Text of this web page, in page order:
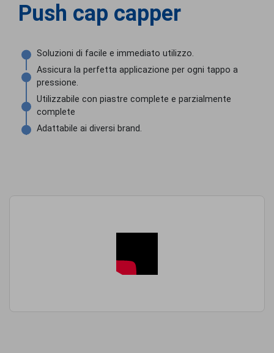
Push cap capper
Soluzioni di facile e immediato utilizzo.
Assicura la perfetta applicazione per ogni tappo a
pressione.
Utilizzabile con piastre complete e parzialmente
complete
Adattabile ai diversi brand.